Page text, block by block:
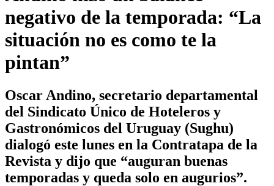
negativo de la temporada: “La
situación no es como te la
pintan”
Oscar Andino, secretario departamental
del Sindicato Único de Hoteleros y
Gastronómicos del Uruguay (Sughu)
dialogó este lunes en la Contratapa de la
Revista y dijo que “auguran buenas
temporadas y queda solo en augurios”.